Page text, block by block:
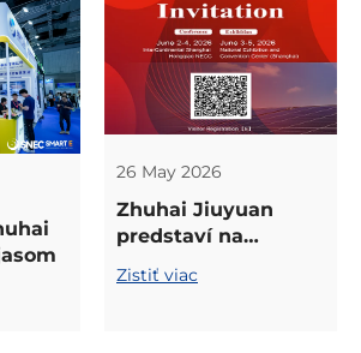
26 May 2026
Zhuhai Jiuyuan
predstaví na
výstave SNEC 2026
v Šanghaji
Zistiť viac